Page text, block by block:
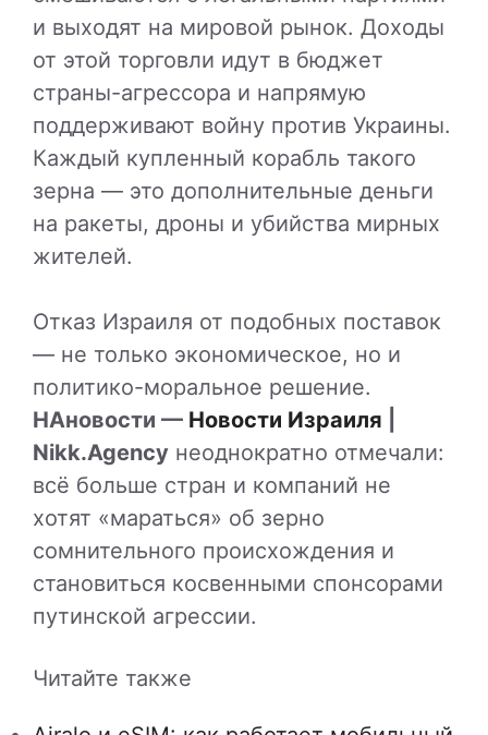
и выходят на мировой рынок. Доходы
от этой торговли идут в бюджет
страны-агрессора и напрямую
поддерживают войну против Украины.
Каждый купленный корабль такого
зерна — это дополнительные деньги
на ракеты, дроны и убийства мирных
жителей.
Отказ Израиля от подобных поставок
— не только экономическое, но и
политико-моральное решение.
НАновости — Новости Израиля
Nikk.Agency неоднократно отмечали:
всё больше стран и компаний не
хотят «мараться» об зерно
сомнительного происхождения и
становиться косвенными спонсорами
путинской агрессии.
Читайте также